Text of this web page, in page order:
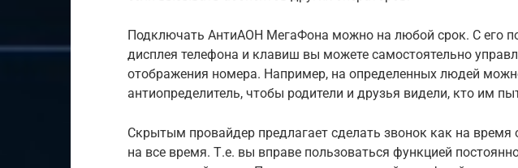
Подключать АнтиАОН МегаФона можно на любой срок. С его
дисплея телефона и клавиш вы можете самостоятельно
отображения номера. Например, на определенных людей
антиопределитель, чтобы родители и друзья видели, кто им
Скрытым провайдер предлагает сделать звонок как на время
на все время. Т.е. вы вправе пользоваться функцией